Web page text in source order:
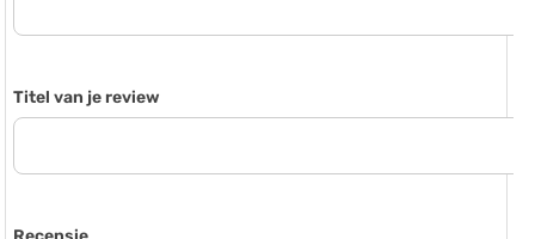
Titel van je review